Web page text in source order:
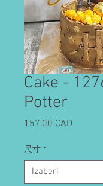
Cake -
Potter
157,00 CAD
尺寸 *